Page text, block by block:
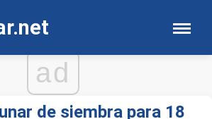
ad
de siembra para 18